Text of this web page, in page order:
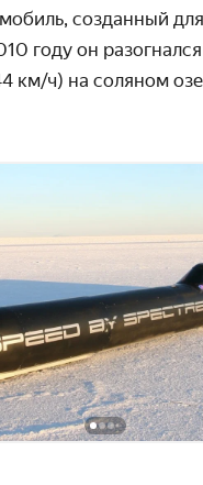
созданный
году он
км/ч) на соляном